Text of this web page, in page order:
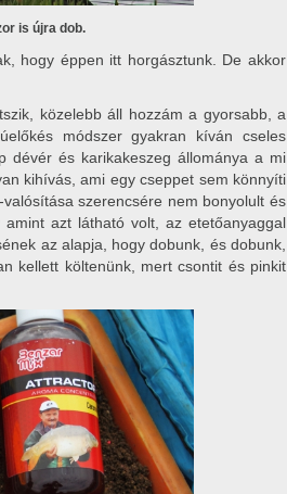
is újra dob.
hogy éppen itt horgásztunk. De akkor
közelebb áll hozzám a gyorsabb, a
módszer gyakran kíván cseles
dévér és karikakeszeg állománya a mi
kihívás, ami egy cseppet sem könnyíti
szerencsére nem bonyolult és
azt látható volt, az etetőanyaggal
az alapja, hogy dobunk, és dobunk,
kellett költenünk, mert csontit és pinkit